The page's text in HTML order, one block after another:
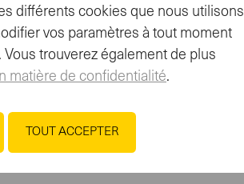
& Energy Bar
différents cookies que nous utilisons
vos paramètres à tout moment
. Vous trouverez également de plus
matière de confidentialité.
TOUT ACCEPTER